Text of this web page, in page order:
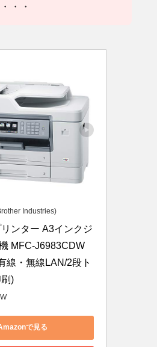
・・
Industries)
ンター A3インクジ
MFC-J6983CDW
線・無線LAN/2段ト
)
で見る